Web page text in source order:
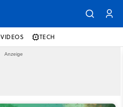
VIDEOS TECH